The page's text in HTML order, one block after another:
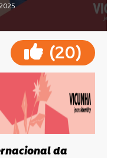
(20)
da